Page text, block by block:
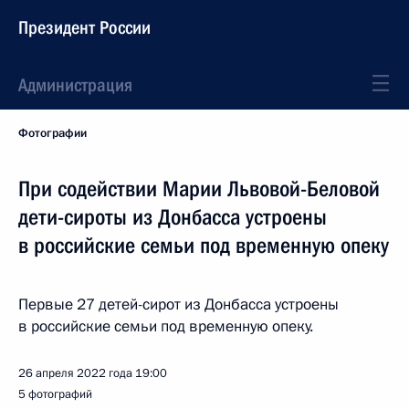
Президент России
Администрация
Фотографии
При содействии Марии Львовой-Беловой
дети-сироты из Донбасса устроены
в российские семьи под временную опеку
Первые 27 детей-сирот из Донбасса устроены
в российские семьи под временную опеку.
26 апреля 2022 года 19:00
5 фотографий